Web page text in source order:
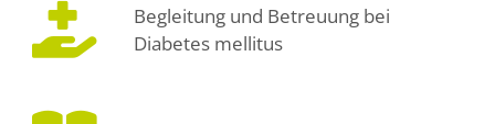
Begleitung und Betreuung bei
Diabetes mellitus